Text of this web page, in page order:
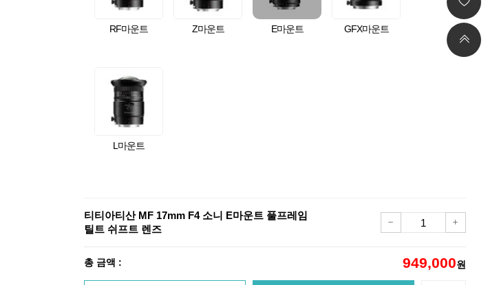
RF마운트 Z마운트 E마운트 GFX마운트
L마운트
티티아티산 MF 17mm F4 소니 E마운트 풀프레임
틸트 쉬프트 렌즈
총 금액 : 949,000원